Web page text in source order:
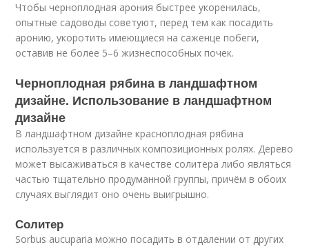
Чтобы черноплодная арония быстрее укоренилась,
опытные садоводы советуют, перед тем как посадить
аронию, укоротить имеющиеся на саженце побеги,
оставив не более 5–6 жизнеспособных почек.
Черноплодная рябина в ландшафтном
дизайне. Использование в ландшафтном
дизайне
В ландшафтном дизайне красноплодная рябина
используется в различных композиционных ролях. Дерево
может высаживаться в качестве солитера либо являться
частью тщательно продуманной группы, причём в обоих
случаях выглядит оно очень выигрышно.
Солитер
Sоrbus aucupаria можно посадить в отдалении от других